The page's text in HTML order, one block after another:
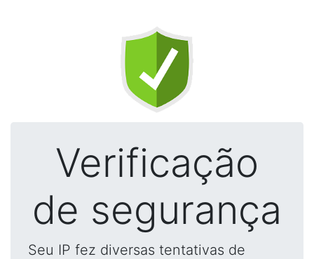
Verificação
de segurança
Seu IP fez diversas tentativas de